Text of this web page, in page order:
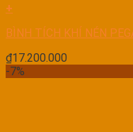
+
BÌNH TÍCH KHÍ NÉN
₫17.200.000
-7%